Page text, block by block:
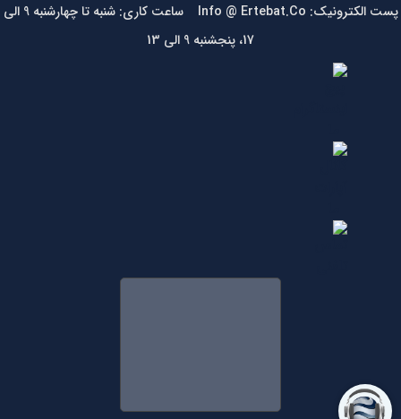
پست الکترونیک: Info @ Ertebat.Co ساعت کاری: شنبه تا چهارشنبه 9 الی
17، پنجشنبه 9 الی 13